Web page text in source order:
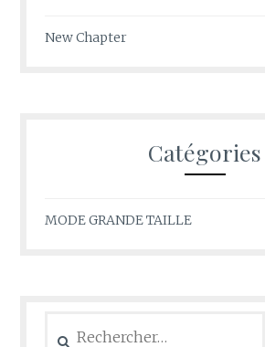
New Chapter
Catégories
MODE GRANDE TAILLE